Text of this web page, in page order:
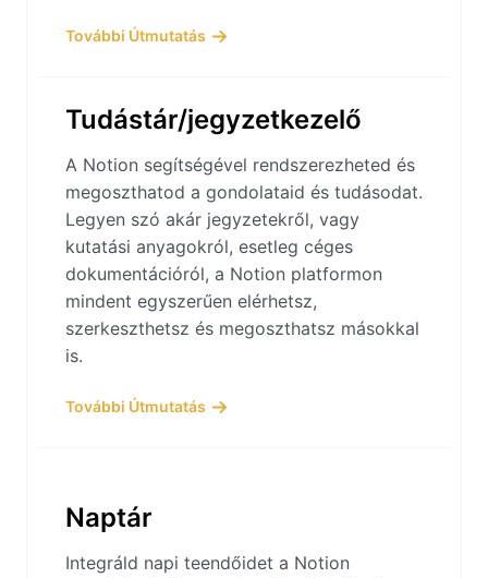
További Útmutatás
Tudástár/jegyzetkezelő
A Notion segítségével rendszerezheted és
megoszthatod a gondolataid és tudásodat.
Legyen szó akár jegyzetekről, vagy
kutatási anyagokról, esetleg céges
dokumentációról, a Notion platformon
mindent egyszerűen elérhetsz,
szerkeszthetsz és megoszthatsz másokkal
is.
További Útmutatás
Naptár
Integráld napi teendőidet a Notion